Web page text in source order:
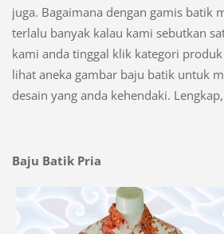
juga. Bagaimana dengan gamis batik
terlalu banyak kalau kami sebutkan
kami anda tinggal klik kategori
lihat aneka gambar baju batik untuk
desain yang anda kehendaki.
Baju Batik Pria